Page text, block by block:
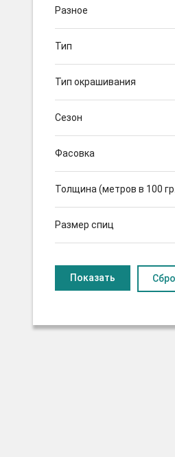
Разное
Тип
Тип окрашивания
Сезон
Фасовка
Толщина (метров в 100
Размер спиц